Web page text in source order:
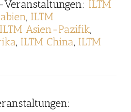
Veranstaltungen: ILTM
, ILTM
ILTM Asien-Pazifik,
, ILTM China, ILTM